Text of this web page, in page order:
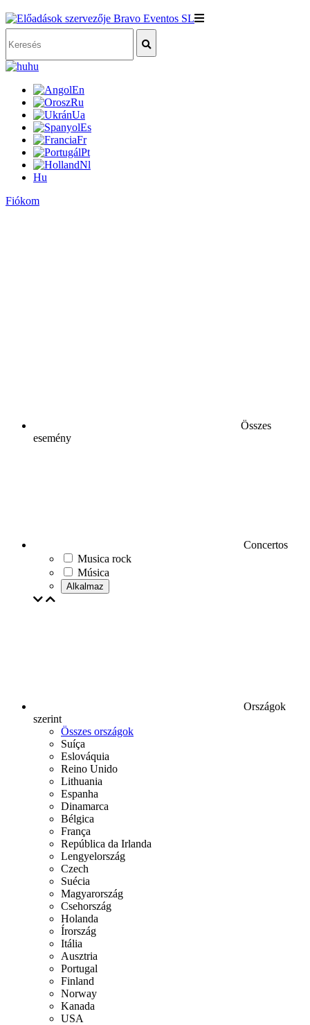
hu
En
Ru
Ua
Es
Fr
Pt
Nl
Hu
Fiókom
Összes
esemény
Concertos
Musica rock
Música
Alkalmaz
Országok
szerint
Összes országok
Suíça
Eslováquia
Reino Unido
Lithuania
Espanha
Dinamarca
Bélgica
França
República da Irlanda
Lengyelország
Czech
Suécia
Magyarország
Csehország
Holanda
Írország
Itália
Ausztria
Portugal
Finland
Norway
Kanada
USA